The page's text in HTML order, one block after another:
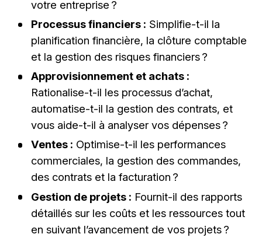
votre entreprise ?
Processus financiers : Simplifie-t-il la
planification financière, la clôture comptable
et la gestion des risques financiers ?
Approvisionnement et achats :
Rationalise-t-il les processus d’achat,
automatise-t-il la gestion des contrats, et
vous aide-t-il à analyser vos dépenses ?
Ventes : Optimise-t-il les performances
commerciales, la gestion des commandes,
des contrats et la facturation ?
Gestion de projets : Fournit-il des rapports
détaillés sur les coûts et les ressources tout
en suivant l’avancement de vos projets ?